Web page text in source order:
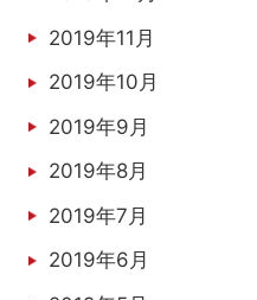
2019年11月
2019年10月
2019年9月
2019年8月
2019年7月
2019年6月